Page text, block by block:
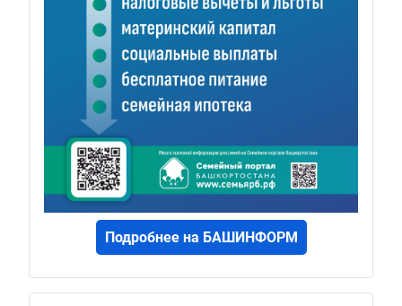
Подробнее на БАШИНФОРМ